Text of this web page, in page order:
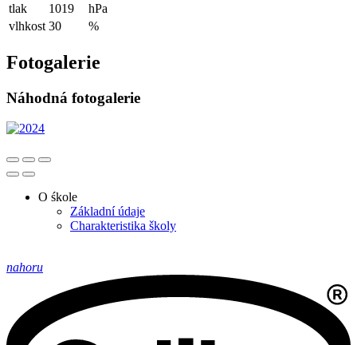
tlak
1019
hPa
vlhkost 30 %
Fotogalerie
Náhodná fotogalerie
O śkole
Základní údaje
Charakteristika školy
nahoru